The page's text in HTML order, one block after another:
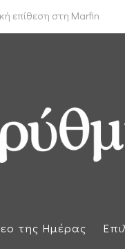
επίθεση στη Marfin
τα Στενά του Ορμούζ
της Ημέρας